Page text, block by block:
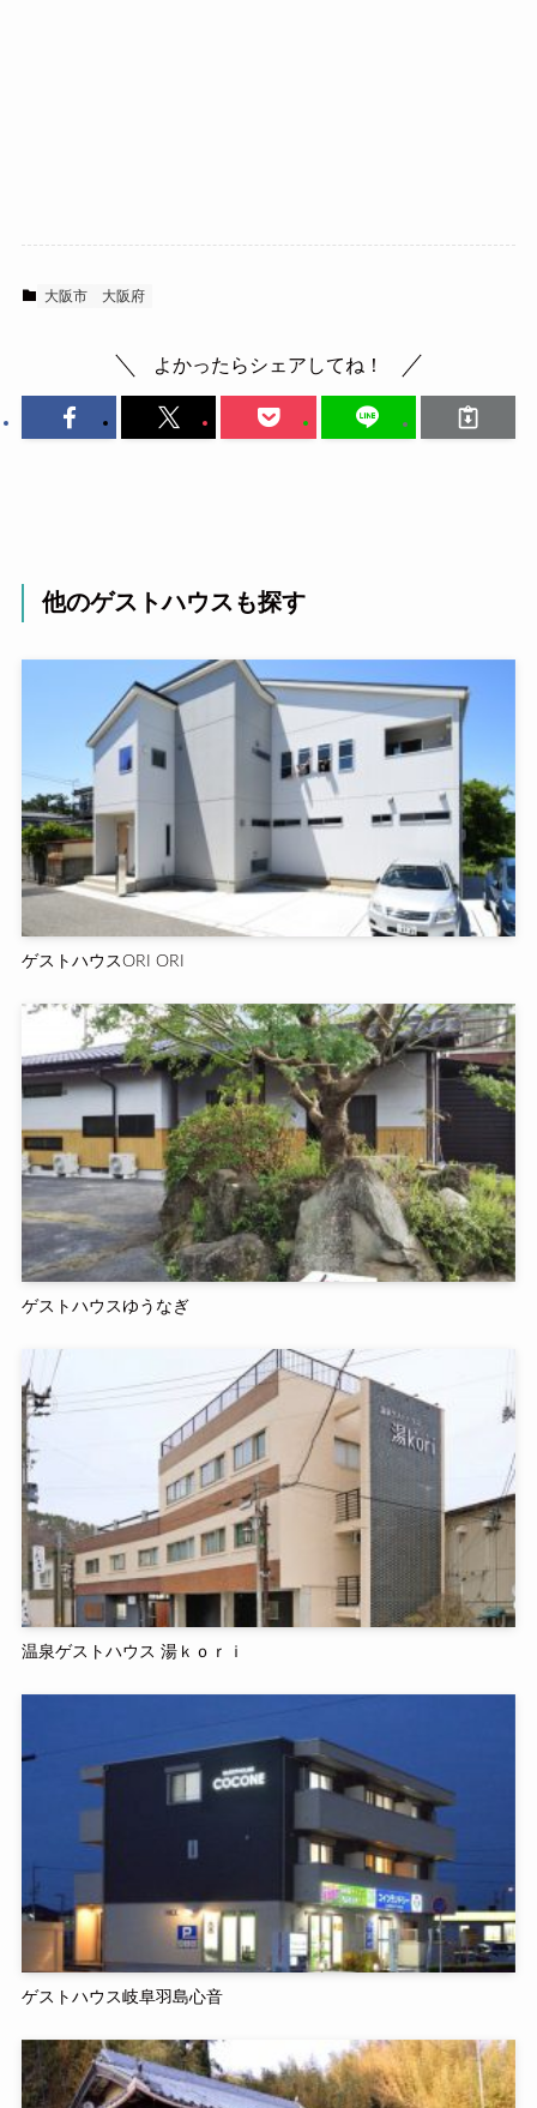
大阪市 大阪府
よかったらシェアしてね！
他のゲストハウスも探す
ゲストハウスORI ORI
ゲストハウスゆうなぎ
温泉ゲストハウス 湯ｋｏｒｉ
ゲストハウス岐阜羽島心音